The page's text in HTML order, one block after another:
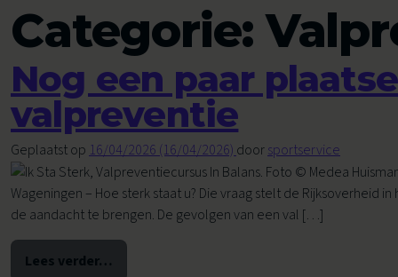
Algemene informatie
Openingstijden
Tickets en reserveren
Tarieven
Ons aanbod voor jou
Zwemles
Voor kinderen
Advies en ondersteuning
Lokaal Sportakkoord
Meedoen
Voor scholen
Avond4Daagse
Overzicht accommodaties
Algemene voorwaarden
Tarieven
Veelgestelde vragen
Categorie:
Nog een paar
valpreventie
Geplaatst op 16/04/2026 (16/04/2026) doorsportservice
Wageningen – Hoe sterk staat u? Die vraag stelt de
de aandacht te brengen. De gevolgen van een val […]
Lees verder…from Nog een paar plaatsen bij cursussen